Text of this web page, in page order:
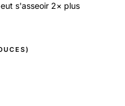
s'asseoir 2× plus